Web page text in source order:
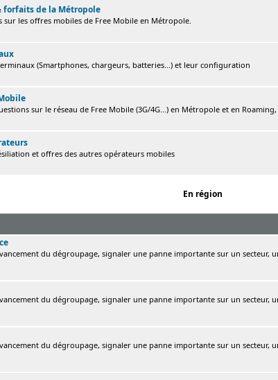
forfaits de la Métropole
sur les offres mobiles de Free Mobile en Métropole.
(Smartphones, chargeurs, batteries...) et leur configuration
sur le réseau de Free Mobile (3G/4G...) en Métropole et en
et offres des autres opérateurs mobiles
En région
du dégroupage, signaler une panne importante sur un secteur,
du dégroupage, signaler une panne importante sur un secteur,
du dégroupage, signaler une panne importante sur un secteur,